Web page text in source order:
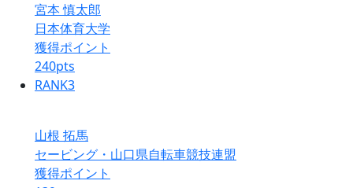
宮本 慎太郎
日本体育大学
獲得ポイント
240pts
RANK3
山根 拓馬
セービング・山口県自転車競技連盟
獲得ポイント